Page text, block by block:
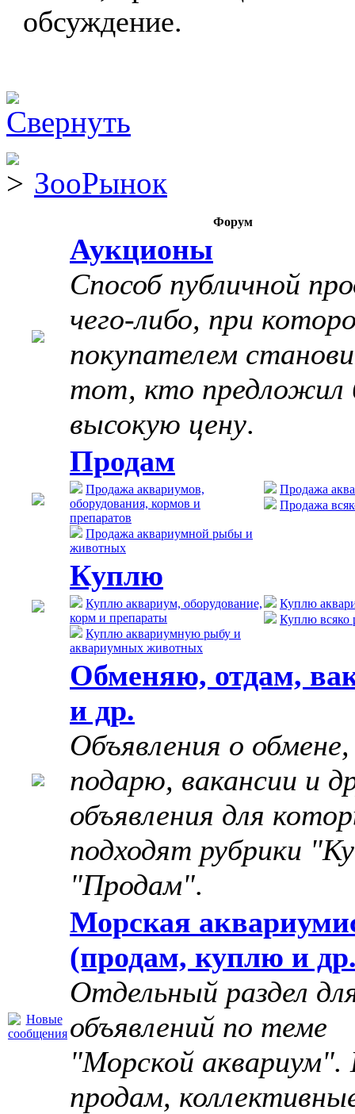
обсуждение.
ЗооРынок
Форум
Аукционы
Способ публичной
чего-либо, при
покупателем
тот, кто предложил
высокую цену.
Продам
Продажа аквариумов,
оборудования, кормов и
препаратов
Продажа аквариумной рыбы и
животных
Продажа
Продажа
Куплю
Куплю аквариум, оборудование,
корм и препараты
Куплю аквариумную рыбу и
аквариумных животных
Куплю
Куплю всяко
Обменяю, отдам,
и др.
Объявления о обмене,
подарю, вакансии и
объявления для
подходят рубрики
"Продам".
Морская
(продам, куплю и
Отдельный раздел
объявлений по теме
"Морской аквариум".
продам,